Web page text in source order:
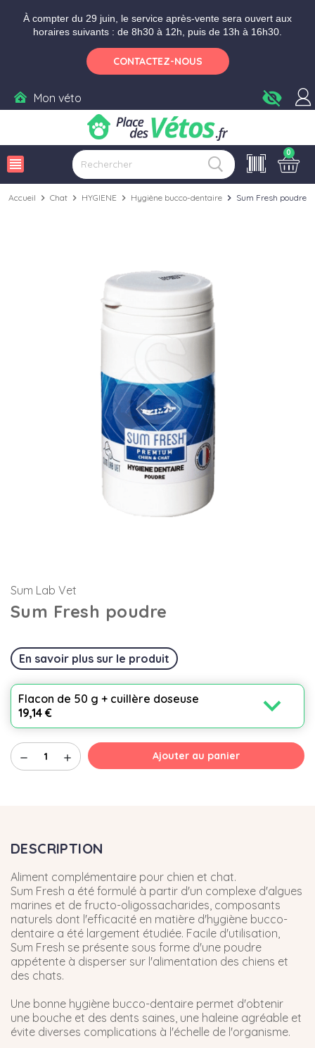
À compter du 29 juin, le service après-vente sera ouvert aux
horaires suivants : de 8h30 à 12h, puis de 13h à 16h30.
CONTACTEZ-NOUS
Mon véto visibility_off
view_headline
0
Accueil chevron_right Chat chevron_right HYGIENE chevron_right Hygiène bucco-dentaire chevron_right Sum Fresh poudre
Sum Lab Vet
Sum Fresh poudre
En savoir plus sur le produit
Flacon de 50 g + cuillère doseuse
19,14 €
expand_more
remove add Ajouter au panier
DESCRIPTION
Aliment complémentaire pour chien et chat.
Sum Fresh a été formulé à partir d'un complexe d'algues
marines et de fructo-oligossacharides, composants
naturels dont l'efficacité en matière d'hygiène bucco-
dentaire a été largement étudiée. Facile d'utilisation,
Sum Fresh se présente sous forme d'une poudre
appétente à disperser sur l'alimentation des chiens et
des chats.
Une bonne hygiène bucco-dentaire permet d'obtenir
une bouche et des dents saines, une haleine agréable et
évite diverses complications à l'échelle de l'organisme.